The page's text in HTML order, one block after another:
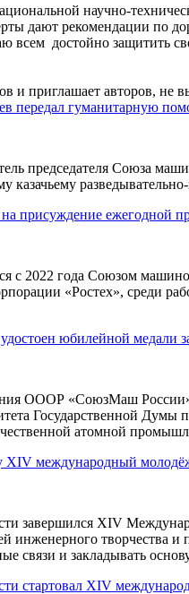
научно-
дают рекомендации по
всем достойно защитить
и приглашает авторов,
передал гуманитарную
председателя Союза
казачьему
на присуждение ежегодной
с 2022 года Союзом
«Ростех», среди
юбилейной медали
ОООР «СоюзМаш России»,
Государственной Думы
атомной
XIV международный
завершился XIV
инженерного творчества
связи и закладывать
стартовал XIV